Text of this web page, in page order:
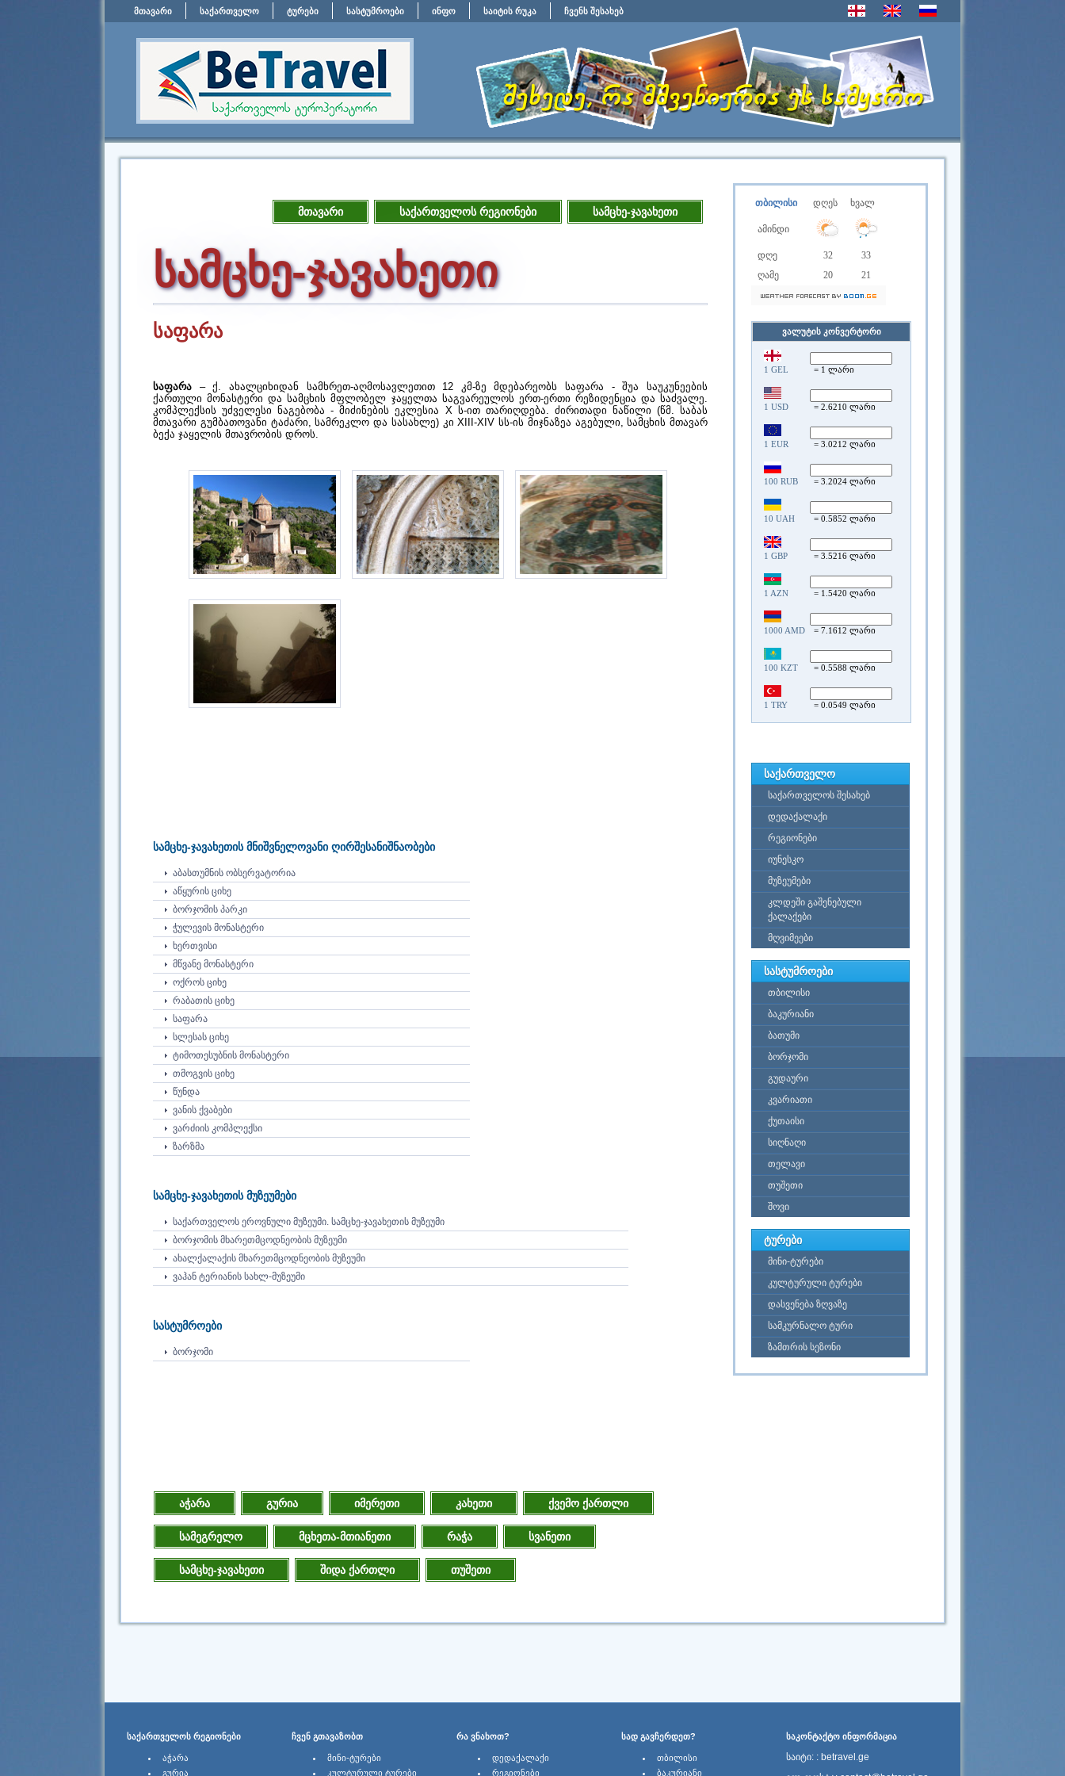
მთავარი საქართველო ტურები სასტუმროები ინფო საიტის რუკა ჩვენს შესახებ
თბილისი დღეს ხვალ
ამინდი
დღე 32
33
ღამე
20 21
ვალუტის კონვერტორი
1 GEL = 1 ლარი
1 USD = 2.6210 ლარი
1 EUR = 3.0212 ლარი
100 RUB = 3.2024 ლარი
10 UAH = 0.5852 ლარი
1 GBP = 3.5216 ლარი
1 AZN = 1.5420 ლარი
1000 AMD = 7.1612 ლარი
100 KZT = 0.5588 ლარი
1 TRY = 0.0549 ლარი
საქართველო
საქართველოს შესახებ
დედაქალაქი
რეგიონები
იუნესკო
მუზეუმები
კლდეში გაშენებული
ქალაქები
მღვიმეები
სასტუმროები
თბილისი
ბაკურიანი
ბათუმი
ბორჯომი
გუდაური
კვარიათი
ქუთაისი
სიღნაღი
თელავი
თუშეთი
შოვი
ტურები
მინი-ტურები
კულტურული ტურები
დასვენება ზღვაზე
სამკურნალო ტური
ზამთრის სეზონი
მთავარი საქართველოს რეგიონები სამცხე-ჯავახეთი
სამცხე-ჯავახეთი
საფარა
საფარა – ქ. ახალციხიდან სამხრეთ-აღმოსავლეთით 12 კმ-ზე მდებარეობს საფარა - შუა საუკუნეების
ქართული მონასტერი და სამცხის მფლობელ ჯაყელთა საგვარეულოს ერთ-ერთი რეზიდენცია და საძვალე.
კომპლექსის უძველესი ნაგებობა - მიძინების ეკლესია X ს-ით თარიღდება. ძირითადი ნაწილი (წმ. საბას
მთავარი გუმბათოვანი ტაძარი, სამრეკლო და სასახლე) კი XIII-XIV სს-ის მიჯნაზეა აგებული, სამცხის მთავარ
ბექა ჯაყელის მთავრობის დროს.
სამცხე-ჯავახეთის მნიშვნელოვანი ღირშესანიშნაობები
ᲐᲑᲐᲡᲗᲣᲛᲜᲘᲡ ᲝᲑᲡᲔᲠᲕᲐᲢᲝᲠᲘᲐ
ᲐᲬᲧᲣᲠᲘᲡ ᲪᲘᲮᲔ
ᲑᲝᲠᲯᲝᲛᲘᲡ ᲞᲐᲠᲙᲘ
ᲭᲣᲚᲔᲕᲘᲡ ᲛᲝᲜᲐᲡᲢᲔᲠᲘ
ᲮᲔᲠᲗᲕᲘᲡᲘ
ᲛᲬᲕᲐᲜᲔ ᲛᲝᲜᲐᲡᲢᲔᲠᲘ
ᲝᲥᲠᲝᲡ ᲪᲘᲮᲔ
ᲠᲐᲑᲐᲗᲘᲡ ᲪᲘᲮᲔ
ᲡᲐᲤᲐᲠᲐ
ᲡᲚᲔᲡᲐᲡ ᲪᲘᲮᲔ
ᲢᲘᲛᲝᲗᲔᲡᲣᲑᲜᲘᲡ ᲛᲝᲜᲐᲡᲢᲔᲠᲘ
ᲗᲛᲝᲒᲕᲘᲡ ᲪᲘᲮᲔ
ᲬᲣᲜᲓᲐ
ᲕᲐᲜᲘᲡ ᲥᲕᲐᲑᲔᲑᲘ
ᲕᲐᲠᲫᲘᲘᲡ ᲙᲝᲛᲞᲚᲔᲥᲡᲘ
ᲖᲐᲠᲖᲛᲐ
სამცხე-ჯავახეთის მუზეუმები
ᲡᲐᲥᲐᲠᲗᲕᲔᲚᲝᲡ ᲔᲠᲝᲕᲜᲣᲚᲘ ᲛᲣᲖᲔᲣᲛᲘ. ᲡᲐᲛᲪᲮᲔ-ᲯᲐᲕᲐᲮᲔᲗᲘᲡ ᲛᲣᲖᲔᲣᲛᲘ
ᲑᲝᲠᲯᲝᲛᲘᲡ ᲛᲮᲐᲠᲔᲗᲛᲪᲝᲓᲜᲔᲝᲑᲘᲡ ᲛᲣᲖᲔᲣᲛᲘ
ᲐᲮᲐᲚᲥᲐᲚᲐᲥᲘᲡ ᲛᲮᲐᲠᲔᲗᲛᲪᲝᲓᲜᲔᲝᲑᲘᲡ ᲛᲣᲖᲔᲣᲛᲘ
ᲕᲐᲰᲐᲜ ᲢᲔᲠᲘᲐᲜᲘᲡ ᲡᲐᲮᲚ-ᲛᲣᲖᲔᲣᲛᲘ
სასტუმროები
ᲑᲝᲠᲯᲝᲛᲘ
აჭარა გურია იმერეთი კახეთი ქვემო ქართლი
სამეგრელო მცხეთა-მთიანეთი რაჭა სვანეთი
სამცხე-ჯავახეთი შიდა ქართლი თუშეთი
ᲡᲐᲥᲐᲠᲗᲕᲔᲚᲝᲡ ᲠᲔᲒᲘᲝᲜᲔᲑᲘ ᲩᲕᲔᲜ ᲒᲗᲐᲕᲐᲖᲝᲑᲗ ᲠᲐ ᲕᲜᲐᲮᲝᲗ? ᲡᲐᲓ ᲒᲐᲕᲩᲔᲠᲓᲔᲗ? ᲡᲐᲙᲝᲜᲢᲐᲥᲢᲝ ᲘᲜᲤᲝᲠᲛᲐᲪᲘᲐ
ᲐᲭᲐᲠᲐ
ᲒᲣᲠᲘᲐ
ᲛᲘᲜᲘ-ᲢᲣᲠᲔᲑᲘ
ᲙᲣᲚᲢᲣᲠᲣᲚᲘ ᲢᲣᲠᲔᲑᲘ
ᲓᲔᲓᲐᲥᲐᲚᲐᲥᲘ
ᲠᲔᲒᲘᲝᲜᲔᲑᲘ
ᲗᲑᲘᲚᲘᲡᲘ
ᲑᲐᲙᲣᲠᲘᲐᲜᲘ
საიტი: : betravel.ge